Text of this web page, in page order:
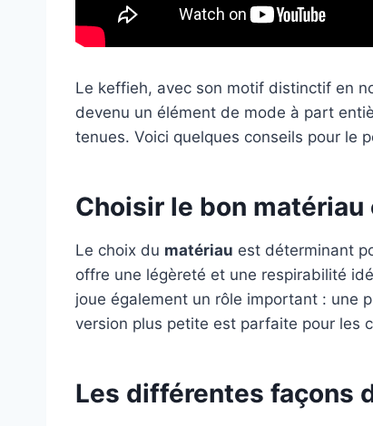
Le keffieh, avec son motif distinctif en
devenu un élément de mode à part
tenues. Voici quelques conseils pour le
Choisir le bon
Le choix du matériau est déterminant
offre une légèreté et une respirabilité
joue également un rôle important : une
version plus petite est parfaite pour les
Les différentes façons